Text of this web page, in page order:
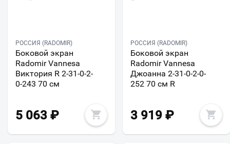
РОССИЯ (RADOMIR)
Боковой экран
Radomir Vannesa
Виктория R 2-31-0-2-
0-243 70 см
5 063 ₽
РОССИЯ (RADOMIR)
Боковой экран
Radomir Vannesa
Джоанна 2-31-0-2-0-
252 70 см R
3 919 ₽